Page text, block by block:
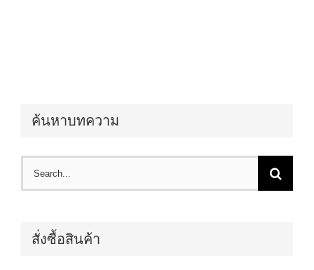
ค้นหาบทความ
Search
สั่งซื้อสินค้า